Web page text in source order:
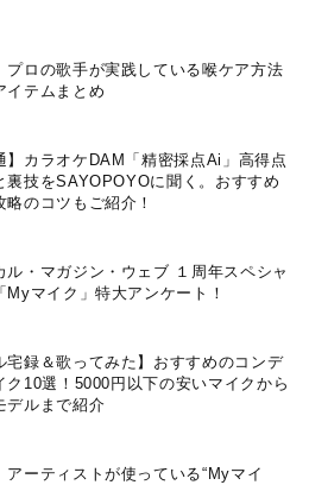
プロの歌手が実践している喉ケア⽅法
イテムまとめ
】カラオケDAM「精密採点Ai」高得点
裏技をSAYOPOYOに聞く。おすすめ
略のコツもご紹介！
ル・マガジン・ウェブ １周年スペシャ
Myマイク」特大アンケート！
宅録＆歌ってみた】おすすめのコンデ
ク10選！5000円以下の安いマイクから
デルまで紹介
アーティストが使っている“Myマイ